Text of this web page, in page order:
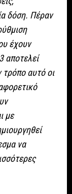
δόση. Πέραν
έχουν
αποτελεί
αυτό οι
με
να